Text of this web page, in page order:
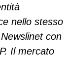
nello stesso
con
Il mercato